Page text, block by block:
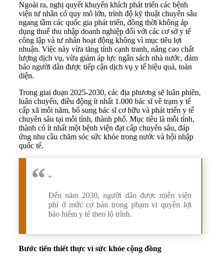
Ngoài ra, nghị quyết khuyến khích phát triển các bệnh
viện tư nhân có quy mô lớn, trình độ kỹ thuật chuyên sâu
ngang tầm các quốc gia phát triển, đồng thời không áp
dụng thuế thu nhập doanh nghiệp đối với các cơ sở y tế
công lập và tư nhân hoạt động không vì mục tiêu lợi
nhuận. Việc này vừa tăng tính cạnh tranh, nâng cao chất
lượng dịch vụ, vừa giảm áp lực ngân sách nhà nước, đảm
bảo người dân được tiếp cận dịch vụ y tế hiệu quả, toàn
diện.
Trong giai đoạn 2025-2030, các địa phương sẽ luân phiên,
luân chuyển, điều động ít nhất 1.000 bác sĩ về trạm y tế
cấp xã mỗi năm, bổ sung bác sĩ cơ hữu và phát triển y tế
chuyên sâu tại mỗi tỉnh, thành phố. Mục tiêu là mỗi tỉnh,
thành có ít nhất một bệnh viện đạt cấp chuyên sâu, đáp
ứng nhu cầu chăm sóc sức khỏe trong nước và hội nhập
quốc tế.
“
Đến năm 2030, người dân được miễn viện
phí ở mức cơ bản trong phạm vi quyền lợi
bảo hiểm y tế theo lộ trình.
Bước tiến thiết thực vì sức khỏe cộng đồng